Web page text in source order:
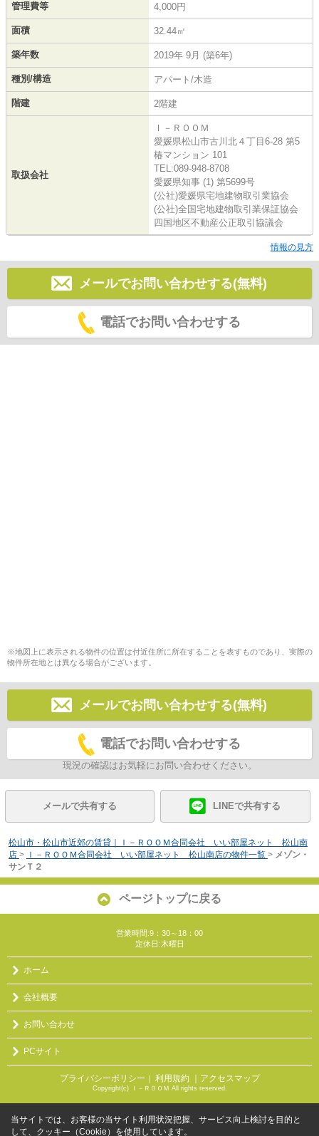
管理費等 4,000円
面積 32.44㎡
築年数 2019年 9月 (築6年)
種別/構造 アパート/木造
階建 2階建
取扱会社
Ｉ－ＲＯＯＭ
愛媛県松山市古川北４丁目6-28 第5
椿マンション 101
TEL:089-948-8708
愛媛県知事 (1) 第5699号
(公社)愛媛県宅地建物取引業協会
(公社)全国宅地建物取引業保証協会
四国地区不動産公正取引協議会
情報の見方
メールでお問い合わせする(無料)
電話でお問い合わせする
※地図上に表示される物件の位置は付近住所に所在することを表すものであり、実際の
物件所在地とは異なる場合がございます。
メールでお問い合わせする(無料)
電話でお問い合わせする
現況の確認はお気軽にお問い合わせください。
メールで共有する LINEで共有する
松山市・松山市近郊の賃貸｜Ｉ－ＲＯＯＭ合同会社 いい部屋ネット 松山南
店 > Ｉ－ＲＯＯＭ合同会社 いい部屋ネット 松山南店の物件一覧 > メゾン・
サンＴ２
ページトップに戻る
営業時間:9：30～18：00
定休日:木曜日
ホーム
会社概要
お問い合わせ
PCサイト
プライバシーポリシー 利用規約 ｜アクセスマップ
Copyright(c) Ｉ－ＲＯＯＭ All rights reserved.
当サイトでは、お客様の当サイト利用状況把握、サービス向上検討を目的と
して、クッキー（Cookie）を使用しています。